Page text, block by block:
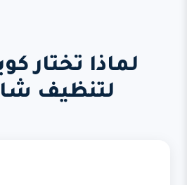
لماذا تختار
لتنظيف